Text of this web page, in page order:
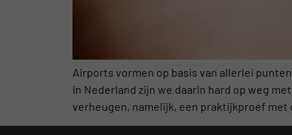
Airports vormen op basis van allerlei
in Nederland zijn we daarin hard op weg
verheugen, namelijk, een praktijkproef